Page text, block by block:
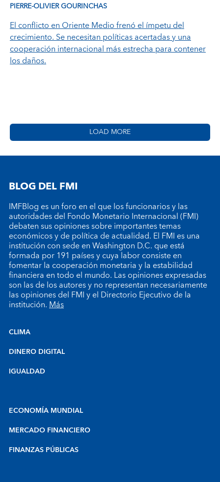
PIERRE-OLIVIER GOURINCHAS
El conflicto en Oriente Medio frenó el ímpetu del
crecimiento. Se necesitan políticas acertadas y una
cooperación internacional más estrecha para contener
los daños.
LOAD MORE
BLOG DEL FMI
IMFBlog es un foro en el que los funcionarios y las
autoridades del Fondo Monetario Internacional (FMI)
debaten sus opiniones sobre importantes temas
económicos y de política de actualidad. El FMI es una
institución con sede en Washington D.C. que está
formada por 191 países y cuya labor consiste en
fomentar la cooperación monetaria y la estabilidad
financiera en todo el mundo. Las opiniones expresadas
son las de los autores y no representan necesariamente
las opiniones del FMI y el Directorio Ejecutivo de la
institución.Más
CLIMA
DINERO DIGITAL
IGUALDAD
ECONOMÍA MUNDIAL
MERCADO FINANCIERO
FINANZAS PÚBLICAS